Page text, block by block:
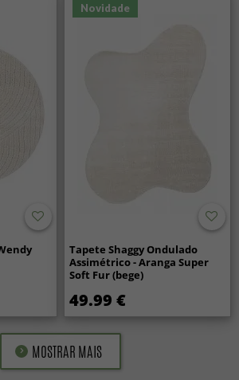
Novidade
Tapete Shaggy Ondulado
Assimétrico - Aranga Super
Soft Fur (bege)
49.99 €
MOSTRAR MAIS